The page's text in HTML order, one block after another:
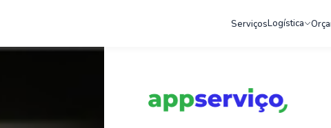
ServiçosLogística